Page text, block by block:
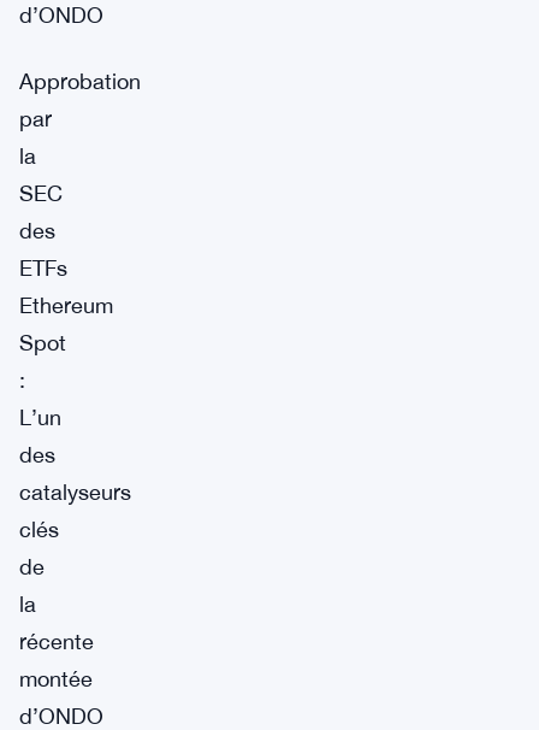
d’ONDO
Approbation
par
la
SEC
des
ETFs
Ethereum
Spot
:
L’un
des
catalyseurs
clés
de
la
récente
montée
d’ONDO